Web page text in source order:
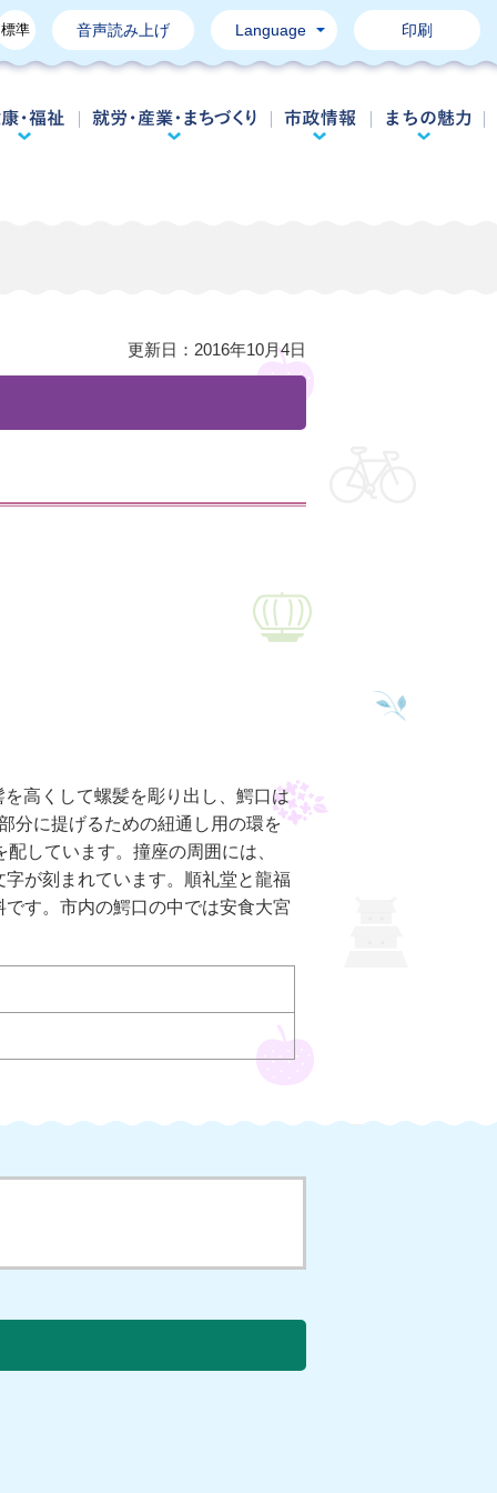
標準 音声読み上げ Language 印刷
・教育 健康・福祉 就労・産業・まちづくり
市政情報
更新日： 2016年10月4日
高くして螺髪を彫り出し、鰐口は
分に提げるための紐通し用の環を
しています。撞座の周囲には、
が刻まれています。順礼堂と龍福
す。市内の鰐口の中では安食大宮